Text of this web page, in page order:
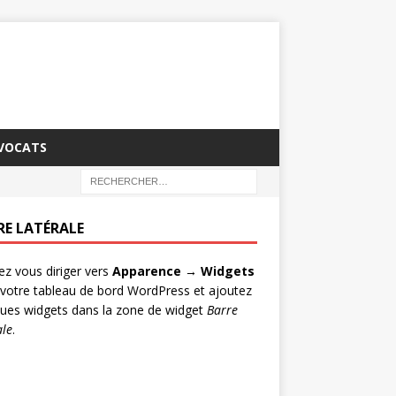
LATÉRALE
vous diriger vers Apparence → Widgets
tableau de bord WordPress et ajoutez
widgets dans la zone de widget Barre
.